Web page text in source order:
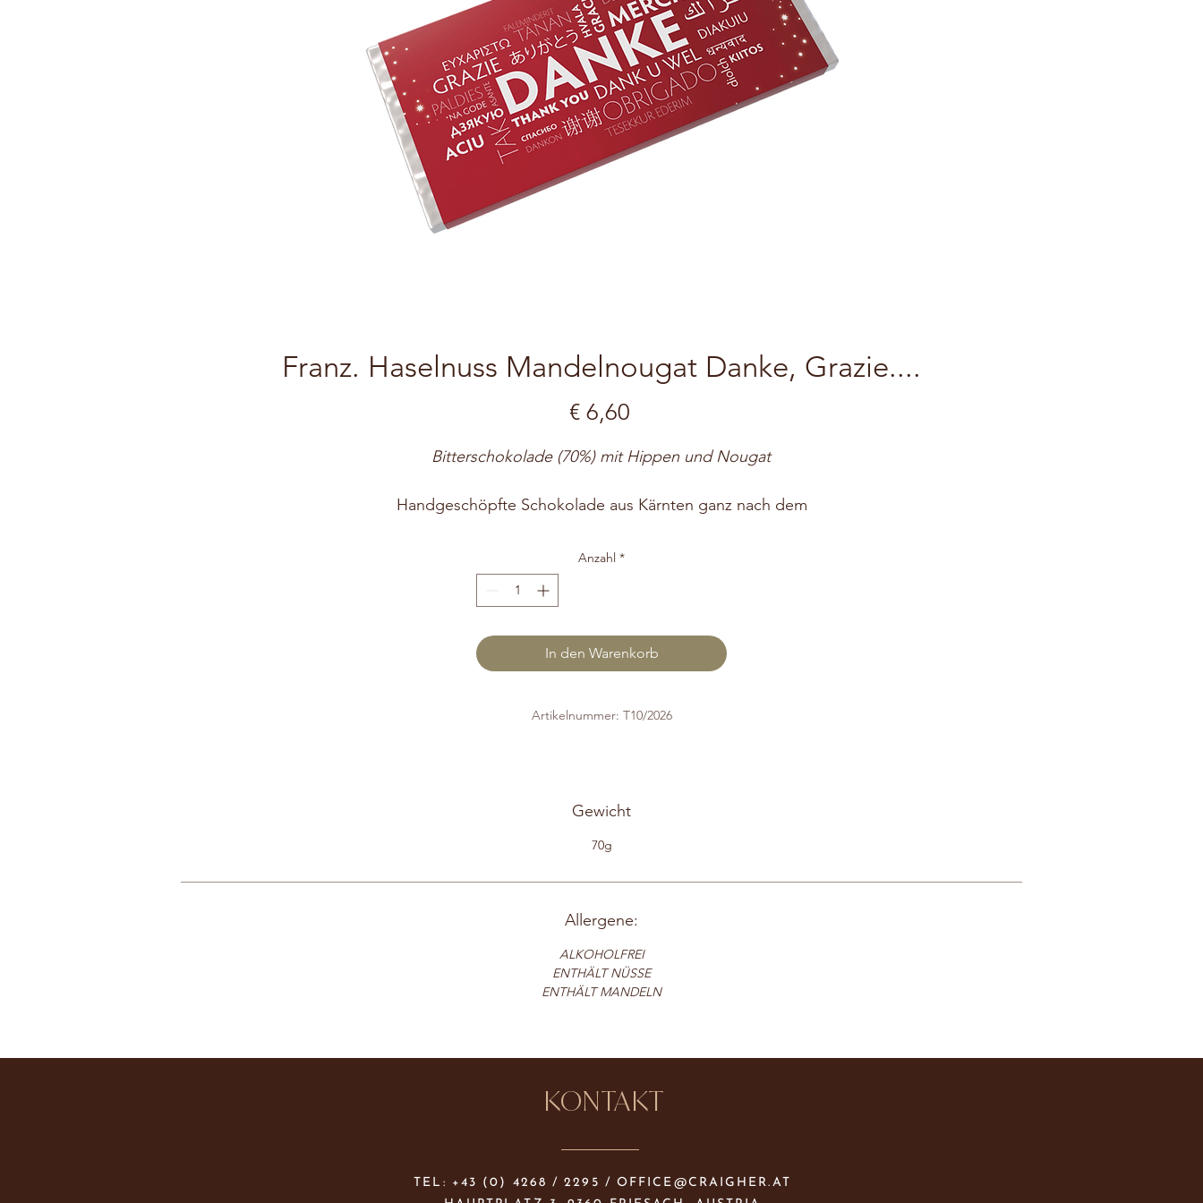
Franz. Haselnuss Mandelnougat Danke, Grazie....
€ 6,60Preis
Bitterschokolade (70%) mit Hippen und Nougat
Handgeschöpfte Schokolade aus Kärnten ganz nach dem
Herstellung unserer handgefertigten Schokoladen
verwenden wir ausschließlich Kakao aus nachhaltigem
Anbau. Alle Craigher Spezialitäten werden ausschließlich
Köstlichkeiten zu exklusiven Unikaten.
Anzahl *
In den Warenkorb
Artikelnummer: T10/2026
Gewicht
70g
Allergene:
ALKOHOLFREI
ENTHÄLT NÜSSE
ENTHÄLT MANDELN
KONTAKT
TEL: +43 (0) 4268 / 2295 / OFFICE@CRAIGHER.AT